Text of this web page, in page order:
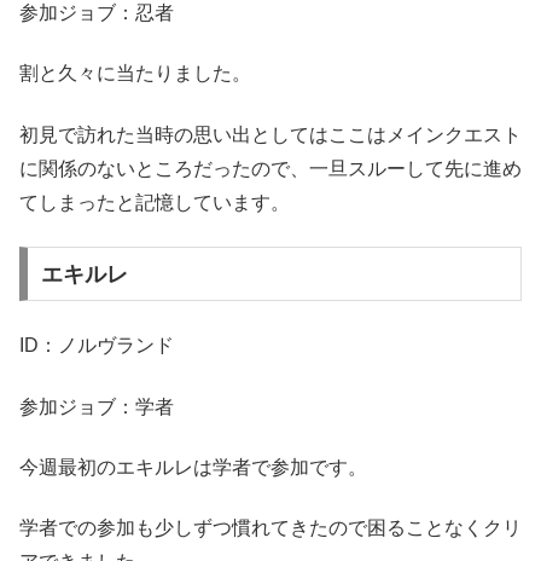
参加ジョブ：忍者
割と久々に当たりました。
初見で訪れた当時の思い出としてはここはメインクエスト
に関係のないところだったので、一旦スルーして先に進め
てしまったと記憶しています。
エキルレ
ID：ノルヴランド
参加ジョブ：学者
今週最初のエキルレは学者で参加です。
学者での参加も少しずつ慣れてきたので困ることなくクリ